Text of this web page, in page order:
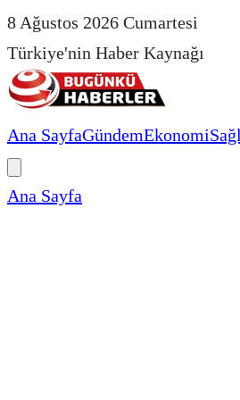
8 Ağustos 2026 Cumartesi
Türkiye'nin Haber Kaynağı
Ana SayfaGündemEkonomi
Ana Sayfa